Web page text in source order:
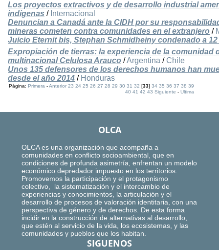
Los proyectos extractivos y de desarrollo industrial
indígenas / Internacional
Denuncian a Canadá ante la CIDH por su
mineras cometen contra comunidades en el extranjero /
Juicio Eternit bis, Stephan Schmidheiny condenado a
Expropiación de tierras: la experiencia de la comunidad
multinacional Celulosa Arauco /Argentina / Chile
Unos 135 defensores de los derechos humanos han
desde el año 2014 / Honduras
Página:Primera -Anterior 23 24 25 26 27 28 29 30 31 32 [33]34 35 36 37 38 39
40 41 42 43 Siguiente -Ultima
OLCA
OLCA es una organización que acompaña a
comunidades en conflicto socioambiental, que en
condiciones de profunda asimetría, enfrentan un modelo
económico depredador impuesto en los territorios.
Promovemos la participación y el protagonismo
colectivo, la sistematización y el intercambio de
experiencias y conocimientos, la articulación y el
desarrollo de procesos de valoración identitaria, con una
perspectiva de género y de derechos. De esta forma
incidir en la construcción de alternativas al desarrollo,
que estén al servicio de la vida, los ecosistemas, y las
comunidades y pueblos que los habitan.
SIGUENOS